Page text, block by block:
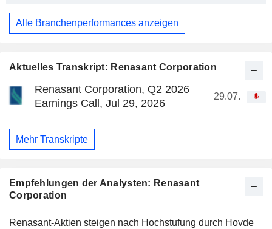
Aktuelles Transkript: Renasant Corporation
Renasant Corporation, Q2 2026
Earnings Call, Jul 29, 2026
29.07.
Mehr Transkripte
Empfehlungen der Analysten: Renasant
Corporation
Renasant-Aktien steigen nach Hochstufung durch Hovde
Alle Branchenperformances anzeigen